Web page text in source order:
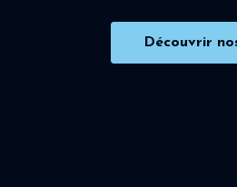
Découvrir